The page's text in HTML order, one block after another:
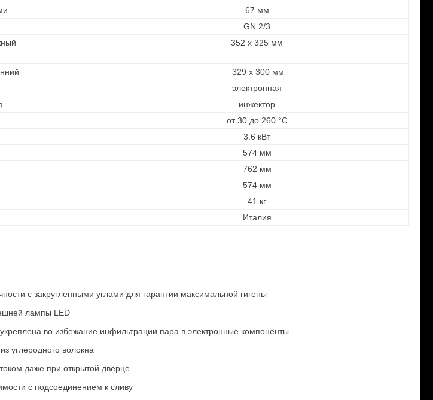
67 мм
GN 2/3
352 x 325 мм
329 x 300 мм
электронная
инжектор
от 30 до 260 °С
3.6 кВт
574 мм
762 мм
574 мм
41 кг
Италия
с закругленными углами для гарантии максимальной гигены
лампы LED
во избежание инфильтрации пара в электронные компоненты
углеродного волокна
даже при открытой дверце
с подсоединением к сливу